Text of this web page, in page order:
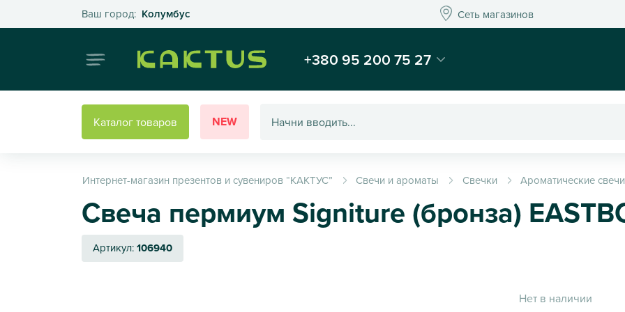
Ваш город: КолумбусВыберите свой город Сеть магазиновСеть магазинов
Интернет-магазин подарков и декора - Kaktus
+380 95 200 75 27
Каталог товаров NEW
Интернет-магазин презентов и сувениров “КАКТУС” Свечи и ароматы Свечки Ароматические свечи
Свеча пермиум Signiture (бронза)
Артикул:106940
Нет в наличии